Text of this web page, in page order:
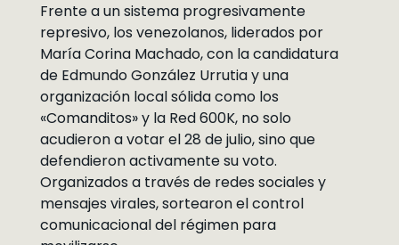
Frente a un sistema progresivamente
represivo, los venezolanos, liderados por
María Corina Machado, con la candidatura
de Edmundo González Urrutia y una
organización local sólida como los
«Comanditos» y la Red 600K, no solo
acudieron a votar el 28 de julio, sino que
defendieron activamente su voto.
Organizados a través de redes sociales y
mensajes virales, sortearon el control
comunicacional del régimen para